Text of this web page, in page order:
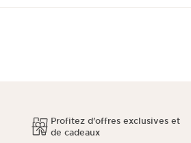
Profitez d'offres exclusives et
de cadeaux